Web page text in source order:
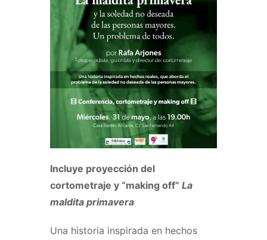
Incluye proyección del
cortometraje y “making off” La
maldita primavera
Una historia inspirada en hechos